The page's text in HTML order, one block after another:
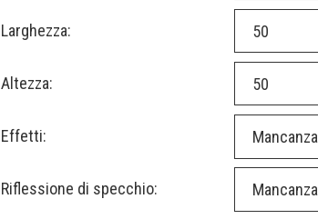
Larghezza:
Altezza:
Effetti: Mancanza
Riflessione di specchio: Mancanza